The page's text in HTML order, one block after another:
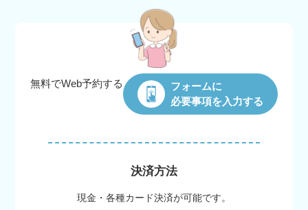
無料でWeb予約する
フォームに
必要事項を入力する
決済方法
現金・各種カード決済が可能です。